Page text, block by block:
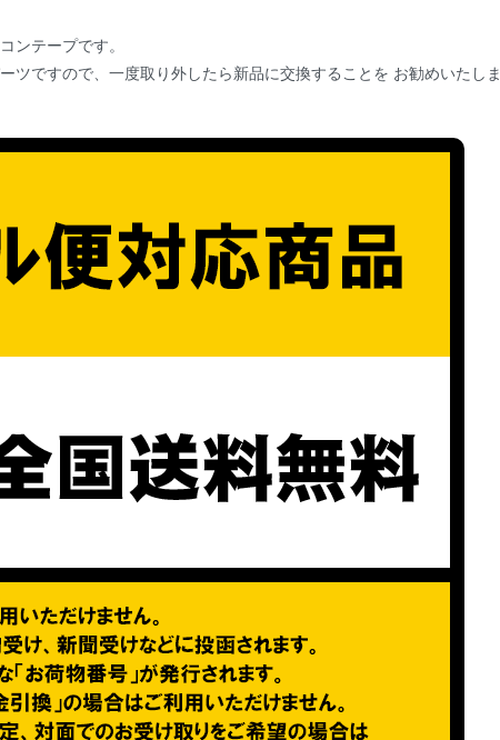
ンテープです。
ツですので、一度取り外したら新品に交換することを お勧めいたしま